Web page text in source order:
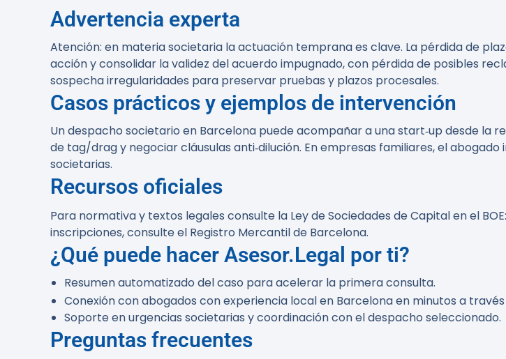
Advertencia experta
Atención: en materia societaria la actuación temprana es clave. La pérdida de
acción y consolidar la validez del acuerdo impugnado, con pérdida de posibles
sospecha irregularidades para preservar pruebas y plazos procesales.
Casos prácticos y ejemplos de intervención
Un despacho societario en Barcelona puede acompañar a una start‑up desde la
de tag/drag y negociar cláusulas anti‑dilución. En empresas familiares, el
societarias.
Recursos oficiales
Para normativa y textos legales consulte la Ley de Sociedades de Capital en el BOE:
inscripciones, consulte el Registro Mercantil de Barcelona.
¿Qué puede hacer Asesor.Legal por ti?
Resumen automatizado del caso para acelerar la primera consulta.
Conexión con abogados con experiencia local en Barcelona en minutos a
Soporte en urgencias societarias y coordinación con el despacho seleccionado.
Preguntas frecuentes